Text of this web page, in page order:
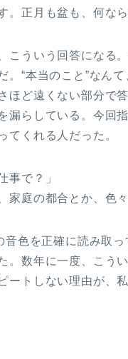
。正月も盆も、何な
こういう回答になる
。“本当のこと”なん
ほど遠くない部分で
漏らしている。今回
てくれる人だった。
事で？」
家庭の都合とか、色々
音色を正確に読み取
。数年に一度、こう
ートしない理由が、